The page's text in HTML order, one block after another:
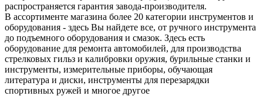
распространяется гарантия завода-производителя.
В ассортименте магазина более 20 категории инструментов и
оборудования - здесь Вы найдете все, от ручного инструмента
до подъемного оборудования и смазок. Здесь есть
оборудование для ремонта автомобилей, для производства
стрелковых гильз и калибровки оружия, бурильные станки и
инструменты, измерительные приборы, обучающая
литература и диски, инструменты для перезарядки
спортивных ружей и многое другое